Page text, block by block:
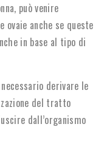
può venire
ovaie anche se queste
in base al tipo di
derivare le
del tratto
dall’organismo